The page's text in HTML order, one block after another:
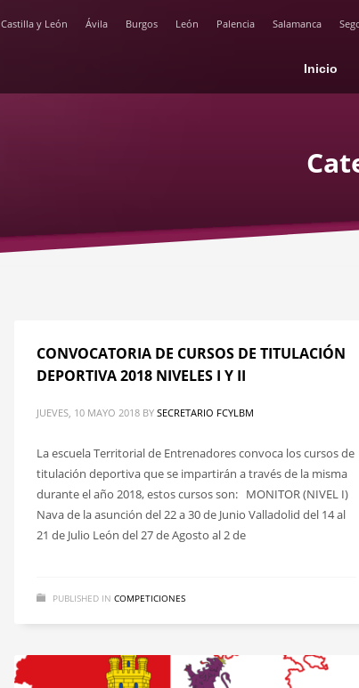
Castilla y León Ávila Burgos León Palencia Salamanca
Inicio
CONVOCATORIA DE CURSOS DE TITULACIÓN
DEPORTIVA 2018 NIVELES I Y II
JUEVES, 10 MAYO 2018 BY SECRETARIO FCYLBM
La escuela Territorial de Entrenadores convoca los cursos de
titulación deportiva que se impartirán a través de la misma
durante el año 2018, estos cursos son: MONITOR (NIVEL I)
Nava de la asunción del 22 a 30 de Junio Valladolid del 14 al
21 de Julio León del 27 de Agosto al 2 de
PUBLISHED IN COMPETICIONES